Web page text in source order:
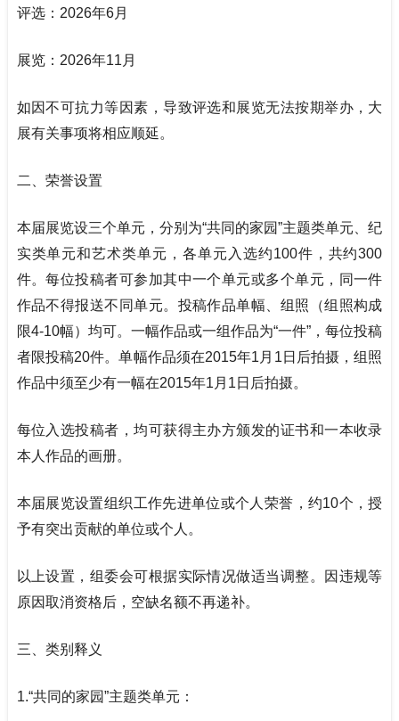
评选： 2026年6月
展览： 2026年11月
如因不可抗力等因素，导致评选和展览无法按期举办，大
展有关事项将相应顺延。
二、荣誉设置
本届展览设三个单元，分别为“共同的家园”主题类单元、纪
实类单元和艺术类单元，各单元入选约100件，共约300
件。每位投稿者可参加其中一个单元或多个单元，同一件
作品不得报送不同单元。投稿作品单幅、组照（组照构成
限4-10幅）均可。一幅作品或一组作品为“一件”，每位投稿
者限投稿20件。单幅作品须在2015年1月1日后拍摄，组照
作品中须至少有一幅在2015年1月1日后拍摄。
每位入选投稿者，均可获得主办方颁发的证书和一本收录
本人作品的画册。
本届展览设置组织工作先进单位或个人荣誉，约10个，授
予有突出贡献的单位或个人。
以上设置，组委会可根据实际情况做适当调整。因违规等
原因取消资格后，空缺名额不再递补。
三、类别释义
1.“共同的家园”主题类单元：